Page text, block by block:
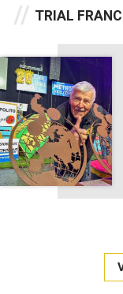
TRIAL